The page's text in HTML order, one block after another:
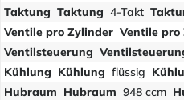
Taktung Taktung 4-Takt
Ventile pro Zylinder Ventile pro
Ventilsteuerung
Kühlung Kühlung flüssig
Hubraum Hubraum 948 ccm